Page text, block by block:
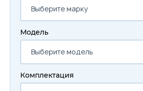
Выберите марку
Модель
Выберите модель
Комплектация